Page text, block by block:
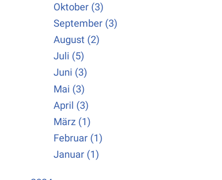
Oktober (3)
September (3)
August (2)
Juli (5)
Juni (3)
Mai (3)
April (3)
März (1)
Februar (1)
Januar (1)